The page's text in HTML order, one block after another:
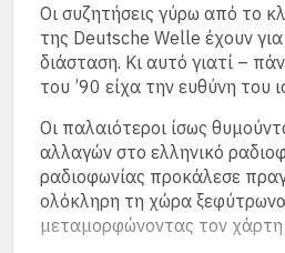
Οι συζητήσεις γύρω από το
της Deutsche Welle έχουν
διάσταση. Κι αυτό γιατί –
του ’90 είχα την ευθύνη του
Οι παλαιότεροι ίσως
αλλαγών στο ελληνικό
ραδιοφωνίας προκάλεσε
ολόκληρη τη χώρα
μεταμορφώνοντας τον